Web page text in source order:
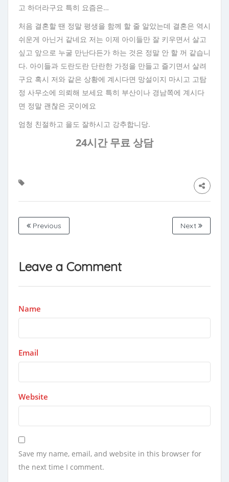
고 하더라구요 특히 요즘은…
처음 결혼할 땐 정말 평생을 함께 할 줄 알았는데 결혼은 역시
쉬운게 아닌거 같네요 저는 이제 아이들만 잘 키우면서 살고
싶고 앞으로 누굴 만난다든가 하는 것은 정말 안 할 꺼 같습니
다. 아이들과 도란도란 단란한 가정을 만들고 즐기면서 살려
구요 혹시 저와 같은 상황에 계시다면 망설이지 마시고 고탐
정 사무소에 의뢰해 보세요 특히 부산이나 경남쪽에 계시다
면 정말 괜찮은 곳이에요
엄청 친절하고 을도 잘하시고 강추합니당.
24시간 무료 상담
Previous Next
Leave a Comment
Name
Email
Website
Save my name, email, and website in this browser for
the next time I comment.